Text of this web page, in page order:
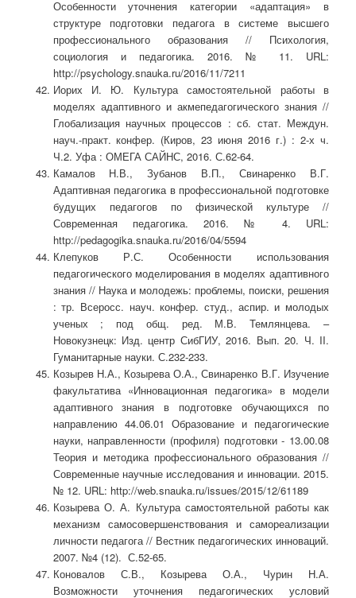
Особенности уточнения категории «адаптация» в
структуре подготовки педагога в системе высшего
профессионального образования // Психология,
социология и педагогика. 2016. № 11. URL:
http://psychology.snauka.ru/2016/11/7211
Иорих И. Ю. Культура самостоятельной работы в
моделях адаптивного и акмепедагогического знания //
Глобализация научных процессов : сб. стат. Междун.
науч.-практ. конфер. (Киров, 23 июня 2016 г.) : 2-х ч.
Ч.2. Уфа : ОМЕГА САЙНС, 2016. С.62-64.
Камалов Н.В., Зубанов В.П., Свинаренко В.Г.
Адаптивная педагогика в профессиональной подготовке
будущих педагогов по физической культуре //
Современная педагогика. 2016. № 4. URL:
http://pedagogika.snauka.ru/2016/04/5594
Клепуков Р.С. Особенности использования
педагогического моделирования в моделях адаптивного
знания // Наука и молодежь: проблемы, поиски, решения
: тр. Всеросс. науч. конфер. студ., аспир. и молодых
ученых ; под общ. ред. М.В. Темлянцева. –
Новокузнецк: Изд. центр СибГИУ, 2016. Вып. 20. Ч. II.
Гуманитарные науки. С.232-233.
Козырев Н.А., Козырева О.А., Свинаренко В.Г. Изучение
факультатива «Инновационная педагогика» в модели
адаптивного знания в подготовке обучающихся по
направлению 44.06.01 Образование и педагогические
науки, направленности (профиля) подготовки - 13.00.08
Теория и методика профессионального образования //
Современные научные исследования и инновации. 2015.
№ 12. URL: http://web.snauka.ru/issues/2015/12/61189
Козырева О. А. Культура самостоятельной работы как
механизм самосовершенствования и самореализации
личности педагога // Вестник педагогических инноваций.
2007. №4 (12). С.52-65.
Коновалов С.В., Козырева О.А., Чурин Н.А.
Возможности уточнения педагогических условий